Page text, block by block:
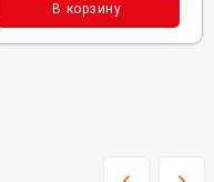
В корзину